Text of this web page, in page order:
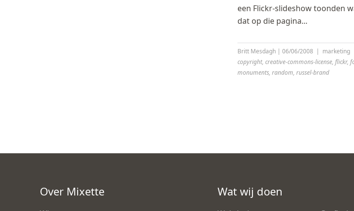
een Flickr-slideshow toonden
dat op die pagina...
Britt Mesdagh| 06/06/2008 | marketing
copyright, creative-commons-license, flickr,
monuments, random, russel-brand
Over Mixette Wat wij doen